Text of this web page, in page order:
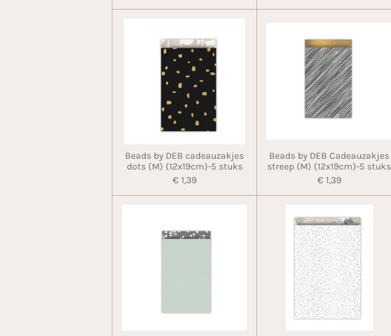
Beads by DEB cadeauzakjes
dots (M) (12x19cm)-5 stuks
€ 1,39
Beads by DEB Cadeauzakjes
streep (M) (12x19cm)-5 stuks
€ 1,39